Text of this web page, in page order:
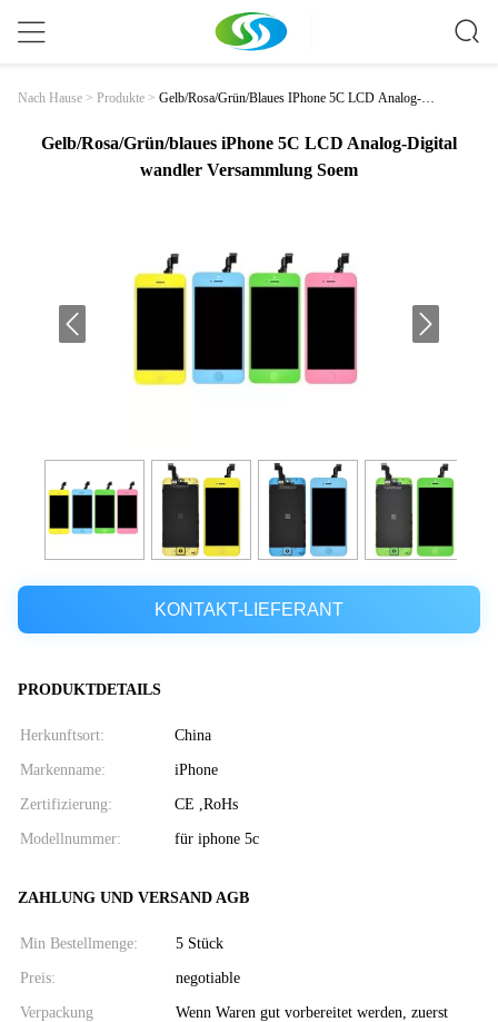
Nach Hause > Produkte > Gelb/Rosa/Grün/blaues IPhone 5C LCD Analog-Dig
Gelb/Rosa/Grün/blaues iPhone 5C LCD Analog-Digital
wandler Versammlung Soem
KONTAKT-LIEFERANT
PRODUKTDETAILS
Herkunftsort: China
Markenname: iPhone
Zertifizierung: CE ,RoHs
Modellnummer: für iphone 5c
ZAHLUNG UND VERSAND AGB
Min Bestellmenge: 5 Stück
Preis: negotiable
Verpackung
Wenn Waren gut vorbereitet werden, zuerst